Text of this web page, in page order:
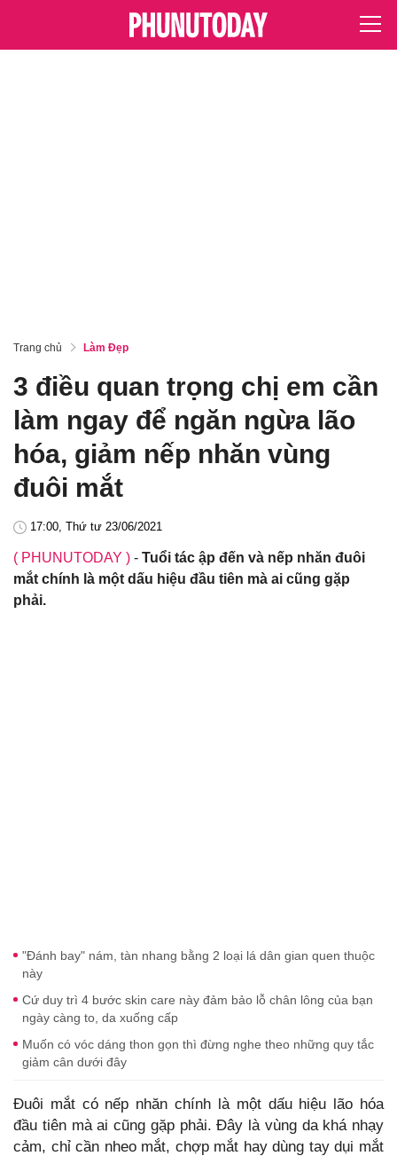
Trang chủ Làm Đẹp
3 điều quan trọng chị em cần
làm ngay để ngăn ngừa lão
hóa, giảm nếp nhăn vùng
đuôi mắt
17:00, Thứ tư 23/06/2021
( PHUNUTODAY ) - Tuổi tác ập đến và nếp nhăn đuôi
mắt chính là một dấu hiệu đầu tiên mà ai cũng gặp
phải.
"Đánh bay" nám, tàn nhang bằng 2 loại lá dân gian quen thuộc
này
Cứ duy trì 4 bước skin care này đảm bảo lỗ chân lông của bạn
ngày càng to, da xuống cấp
Muốn có vóc dáng thon gọn thì đừng nghe theo những quy tắc
giảm cân dưới đây
Đuôi mắt có nếp nhăn chính là một dấu hiệu lão hóa
đầu tiên mà ai cũng gặp phải. Đây là vùng da khá nhạy
cảm, chỉ cần nheo mắt, chợp mắt hay dùng tay dụi mắt